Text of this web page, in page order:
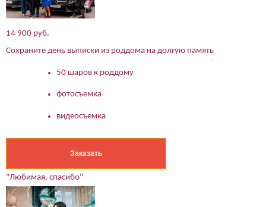
14 900 руб.
Сохраните день выписки из роддома на долгую память
50 шаров к роддому
фотосъемка
видеосъемка
Заказать
"Любимая, спасибо"